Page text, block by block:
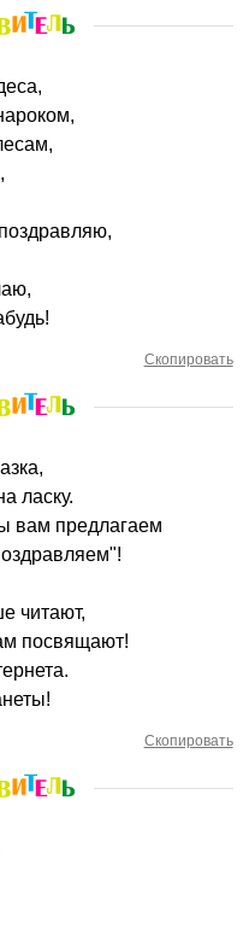
Скопировать
ласку.
вам предлагаем
читают,
посвящают!
Скопировать